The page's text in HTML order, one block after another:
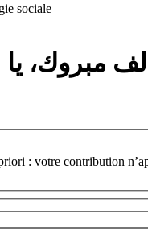
sociale
: votre contribution